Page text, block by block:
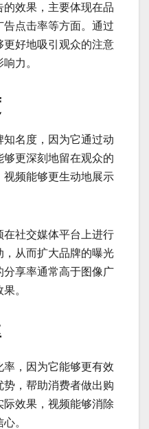
效果，主要体现在品
点击率等方面。通过
好地吸引观众的注意
力。
名度，因为它通过动
更深刻地留在观众的
频能够更生动地展示
社交媒体平台上进行
从而扩大品牌的曝光
享率通常高于图像广
。
，因为它能够更有效
，帮助消费者做出购
效果，视频能够消除
。